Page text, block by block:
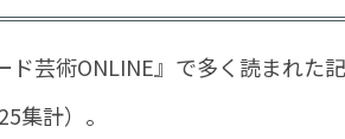
ド芸術ONLINE』で多く読まれた
集計）。